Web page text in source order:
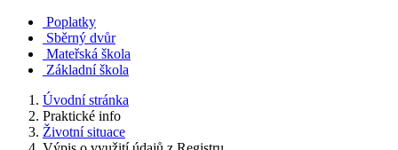
Poplatky
Sběrný dvůr
Mateřská škola
Základní škola
Úvodní stránka
Praktické info
Životní situace